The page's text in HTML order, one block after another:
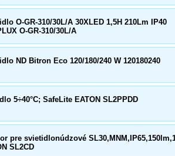
O-GR-310/30L/A 30XLED 1,5H 210Lm IP40
O-GR-310/30L/A
ND Bitron Eco 120/180/240 W 120180240
5÷40°C; SafeLite EATON SL2PPDD
pre svietidlonúdzové
SL2CD